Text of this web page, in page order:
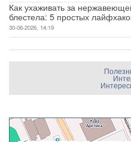
Как ухаживать за
блестела: 5 простых
30-06-2026, 14:19